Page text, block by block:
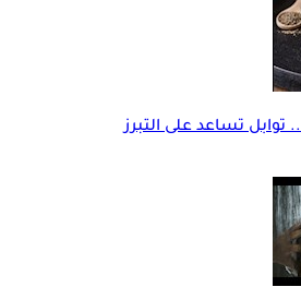
تساعد على التبرز